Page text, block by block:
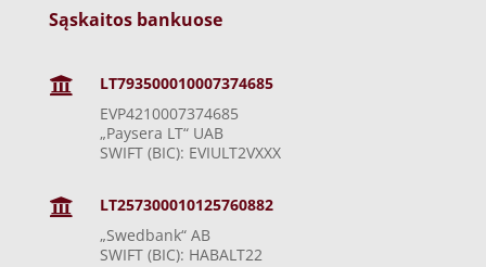
Sąskaitos bankuose

LT793500010007374685
EVP4210007374685
„Paysera LT“ UAB
SWIFT (BIC): EVIULT2VXXX

LT257300010125760882
„Swedbank“ AB
SWIFT (BIC): HABALT22